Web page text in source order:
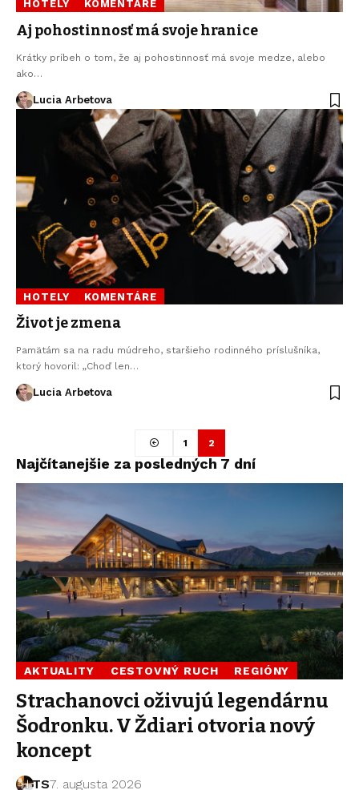
HOTELY KOMENTÁRE
Aj pohostinnosť má svoje hranice
Krátky príbeh o tom, že aj pohostinnosť má svoje medze, alebo
ako…
Lucia Arbetova
HOTELY KOMENTÁRE
Život je zmena
Pamätám sa na radu múdreho, staršieho rodinného príslušníka,
ktorý hovoril: „Choď len…
Lucia Arbetova
1 2
Najčítanejšie za posledných 7 dní
AKTUALITY CESTOVNÝ RUCH REGIÓNY
Strachanovci oživujú legendárnu
Šodronku. V Ždiari otvoria nový
koncept
TS7. augusta 2026